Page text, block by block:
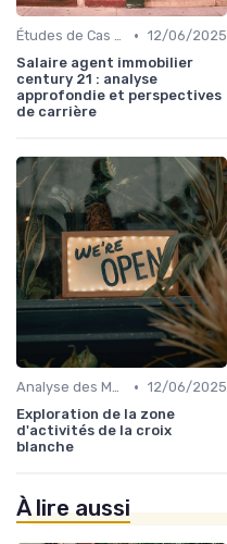
Études de Cas et Exemples de Réussite • 12/06/2025
Salaire agent immobilier
century 21 : analyse
approfondie et perspectives
de carrière
Analyse des Marchés Locaux et Globaux • 12/06/2025
Exploration de la zone
d'activités de la croix
blanche
À lire aussi